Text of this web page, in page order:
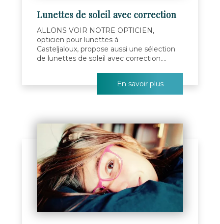
Lunettes de soleil avec correction
ALLONS VOIR NOTRE OPTICIEN,
opticien pour lunettes à
Casteljaloux, propose aussi une sélection
de lunettes de soleil avec correction....
En savoir plus